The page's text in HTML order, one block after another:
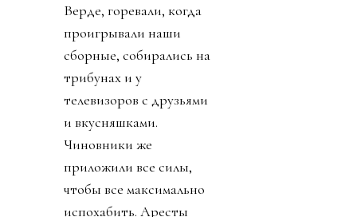
Верде, горевали, когда
проигрывали наши
сборные, собирались на
трибунах и у
телевизоров с друзьями
и вкусняшками.
Чиновники же
приложили все силы,
чтобы все максимально
испохабить. Аресты